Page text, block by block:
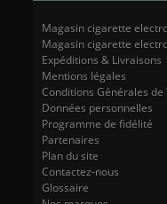
Magasin cigarette
Magasin cigarette
Expéditions & Livraisons
Mentions légales
Conditions Générales de
Données personnelles
Programme de fidélité
Partenaires
Plan du site
Contactez-nous
Glossaire